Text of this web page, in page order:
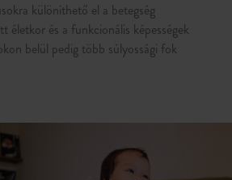
különíthető el a betegség
életkor és a funkcionális képességek
belül pedig több súlyossági fok